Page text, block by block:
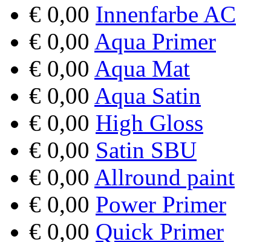
€ 0,00 Innenfarbe AC
€ 0,00 Aqua Primer
€ 0,00 Aqua Mat
€ 0,00 Aqua Satin
€ 0,00 High Gloss
€ 0,00 Satin SBU
€ 0,00 Allround paint
€ 0,00 Power Primer
€ 0,00 Quick Primer